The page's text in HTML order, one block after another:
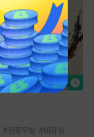
#전통무협 #비장함